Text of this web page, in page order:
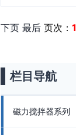
下页 最后 页次： 1
栏目导航
磁力搅拌器系列